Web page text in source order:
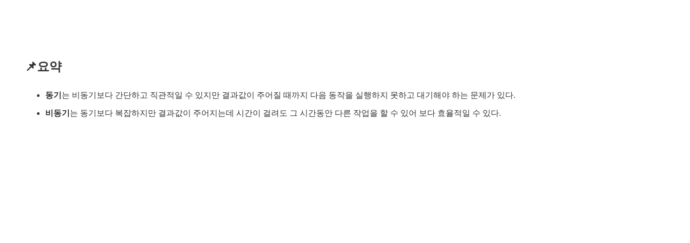
📌요약
동기 는 비동기보다 간단하고 직관적일 수 있지만 결과값이 주어질 때까지 다음 동작을 실행하지 못하고 대기해야 하는 문제가 있다.
비동기 는 동기보다 복잡하지만 결과값이 주어지는데 시간이 걸려도 그 시간동안 다른 작업을 할 수 있어 보다 효율적일 수 있다.